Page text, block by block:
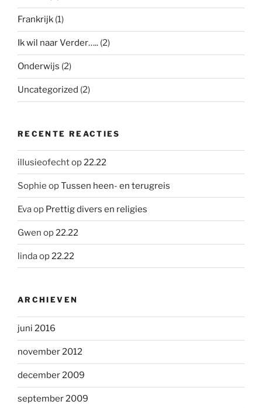
Frankrijk (1)
Ik wil naar Verder….. (2)
Onderwijs (2)
Uncategorized (2)
RECENTE REACTIES
illusieofechtop22.22
Sophie opTussen heen- en terugreis
Evaop Prettig divers en religies
Gwen op22.22
lindaop22.22
ARCHIEVEN
juni 2016
november 2012
december 2009
september 2009